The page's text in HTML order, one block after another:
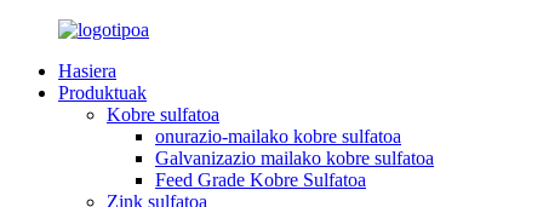
Hasiera
Produktuak
Kobre sulfatoa
onurazio-mailako kobre sulfatoa
Galvanizazio mailako kobre sulfatoa
Feed Grade Kobre Sulfatoa
Zink sulfatoa